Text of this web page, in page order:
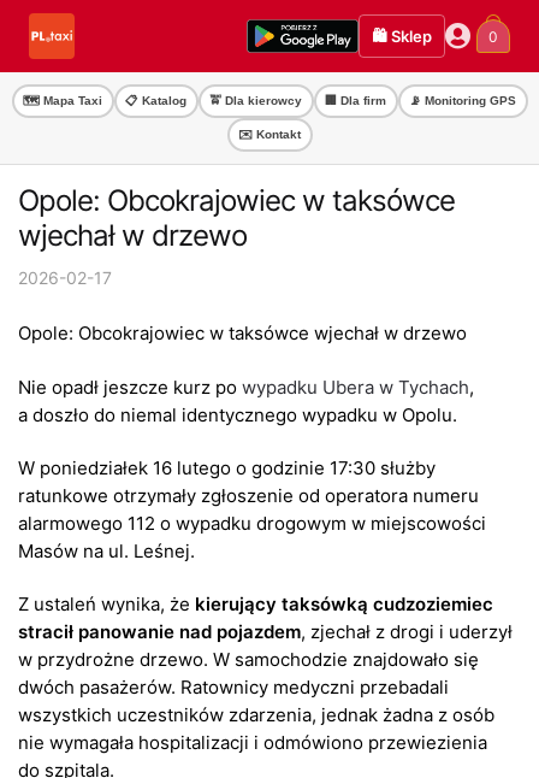
Przejdź
nawigacji
Przejdź
treści
🛍️ Sklep 0
🗺️ Mapa Taxi 📋 Katalog 🚖 Dla kierowcy 🏢 Dla firm 📡 Monitoring GPS
✉️ Kontakt
Opole: Obcokrajowiec w taksówce
wjechał w drzewo
2026-02-17
Opole: Obcokrajowiec w taksówce wjechał w drzewo
Nie opadł jeszcze kurz po wypadku Ubera w Tychach,
a doszło do niemal identycznego wypadku w Opolu.
W poniedziałek 16 lutego o godzinie 17:30 służby
ratunkowe otrzymały zgłoszenie od operatora numeru
alarmowego 112 o wypadku drogowym w miejscowości
Masów na ul. Leśnej.
Z ustaleń wynika, że kierujący taksówką cudzoziemiec
stracił panowanie nad pojazdem, zjechał z drogi i uderzył
w przydrożne drzewo. W samochodzie znajdowało się
dwóch pasażerów. Ratownicy medyczni przebadali
wszystkich uczestników zdarzenia, jednak żadna z osób
nie wymagała hospitalizacji i odmówiono przewiezienia
do szpitala.